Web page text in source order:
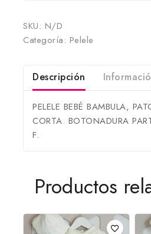
SKU: N/D
Categoría: Pelele
Descripción
PELELE BEBÉ BAMBULA,
CORTA. BOTONADURA
F.
Productos